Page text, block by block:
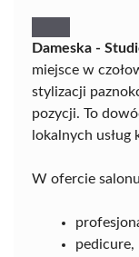
Dameska -
miejsce w
stylizacji
pozycji. To
lokalnych usług
W ofercie
pedicure,